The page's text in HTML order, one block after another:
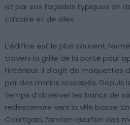
et par ses façades typiques en
calcaire et de silex.
L’édifice est le plus souvent
travers la grille de la porte pour
l’intérieur. Il d’agit de
par des marins rescapés. Depuis
temps d’observer les bancs de
redescendre vers la ville basse.
Courtgain, l’ancien quartier des